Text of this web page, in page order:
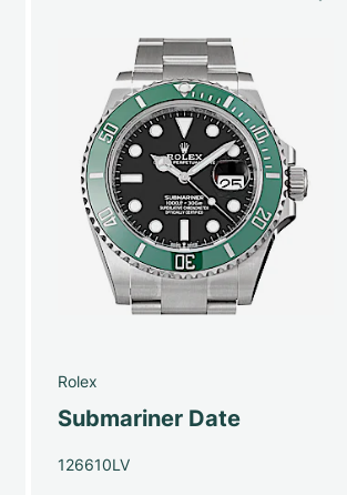
Rolex
Submariner Date
126610LV